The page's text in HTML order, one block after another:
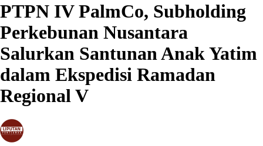
PTPN IV PalmCo, Subholding
Perkebunan Nusantara
Salurkan Santunan Anak Yatim
dalam Ekspedisi Ramadan
Regional V